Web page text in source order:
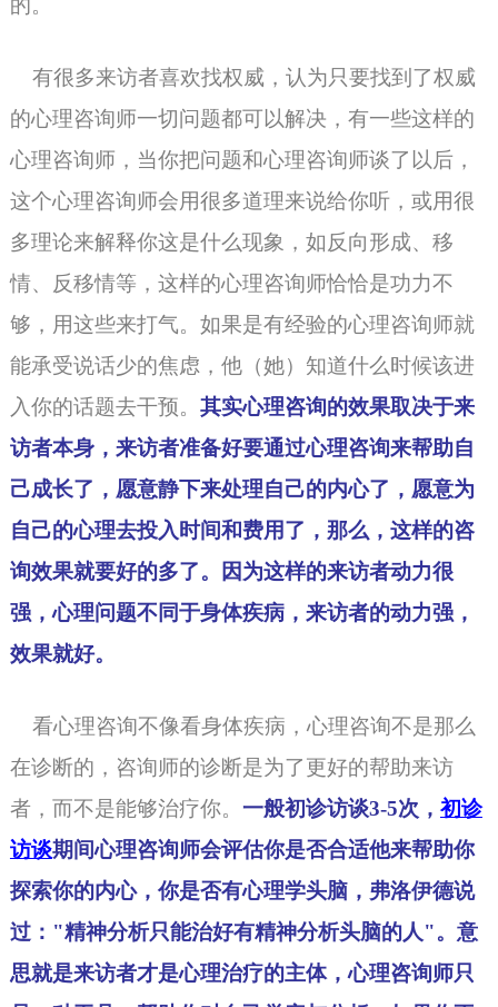
的。
有很多来访者喜欢找权威，认为只要找到了权威
的心理咨询师一切问题都可以解决，有一些这样的
心理咨询师，当你把问题和心理咨询师谈了以后，
这个心理咨询师会用很多道理来说给你听，或用很
多理论来解释你这是什么现象，如反向形成、移
情、反移情等，这样的心理咨询师恰恰是功力不
够，用这些来打气。如果是有经验的心理咨询师就
能承受说话少的焦虑，他（她）知道什么时候该进
入你的话题去干预。 其实心理咨询的效果取决于来
访者本身，来访者准备好要通过心理咨询来帮助自
己成长了，愿意静下来处理自己的内心了，愿意为
自己的心理去投入时间和费用了，那么，这样的咨
询效果就要好的多了。因为这样的来访者动力很
强，心理问题不同于身体疾病，来访者的动力强，
效果就好。
看心理咨询不像看身体疾病，心理咨询不是那么
在诊断的，咨询师的诊断是为了更好的帮助来访
者，而不是能够治疗你。 一般初诊访谈3-5次， 初诊
访谈期间心理咨询师会评估你是否合适他来帮助你
探索你的内心，你是否有心理学头脑，弗洛伊德说
过："精神分析只能治好有精神分析头脑的人"。意
思就是来访者才是心理治疗的主体，心理咨询师只